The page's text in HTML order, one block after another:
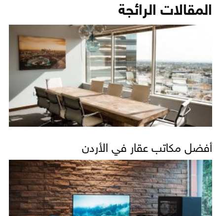
المقالات الرائجة
أفضل مكاتب عقار في الأردن